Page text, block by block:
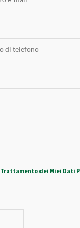
Trattamento dei Miei Dati